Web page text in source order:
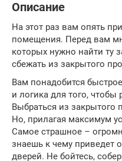
Описание
На этот раз вам опять
помещения. Перед вам
которых нужно найти ту
сбежать из закрытого
Вам понадобится
и логика для того,
Выбраться из
Но, прилагая максимум
Самое страшное –
знаешь к чему приведет
дверей. Не бойтесь,